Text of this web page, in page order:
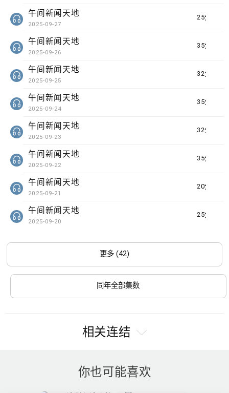
25分钟
午间新闻天地
2025-09-27
35分钟
午间新闻天地
2025-09-26
32分钟
午间新闻天地
2025-09-25
35分钟
午间新闻天地
2025-09-24
32分钟
午间新闻天地
2025-09-23
35分钟
午间新闻天地
2025-09-22
20分钟
午间新闻天地
2025-09-21
25分钟
午间新闻天地
2025-09-20
更多 (42)
同年全部集数
相关连结
你也可能喜欢